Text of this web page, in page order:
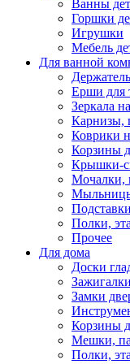
Ванны
Горшки
Игрушки
Мебель
Для ванной
Ерши для
Зеркала
Карнизы,
Коврики
Корзины
Крышки-
Мочалки,
Полки,
Прочее
Для дома
Доски
Замки
Корзины
Мешки,
Полки,